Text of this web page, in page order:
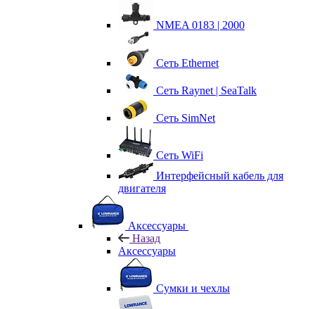
NMEA 0183 | 2000
Сеть Ethernet
Сеть Raynet | SeaTalk
Сеть SimNet
Сеть WiFi
Интерфейсный кабель для
двигателя
Аксессуары
Назад
Аксессуары
Сумки и чехлы